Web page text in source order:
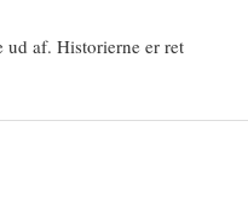
af. Historierne er ret